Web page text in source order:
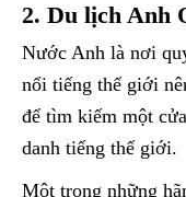
2. Du lịch Anh
Nước Anh là nơi
nổi tiếng thế giới
để tìm kiếm một
danh tiếng thế giới.
Một trong những